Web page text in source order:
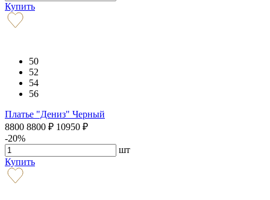
Купить
50
52
54
56
Платье "Дениз" Черный
8800 8800 ₽ 10950 ₽
-20%
шт
Купить